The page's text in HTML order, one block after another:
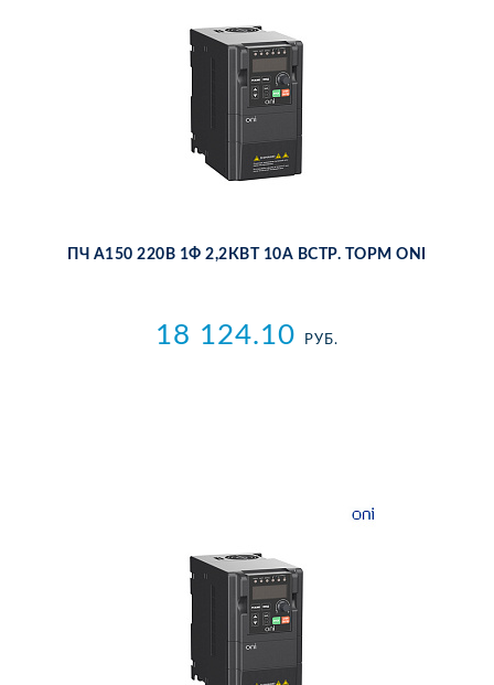
ПЧ A150 220В 1Ф 2,2КВТ 10А ВСТР. ТОРМ ONI
18 124.10 РУБ.